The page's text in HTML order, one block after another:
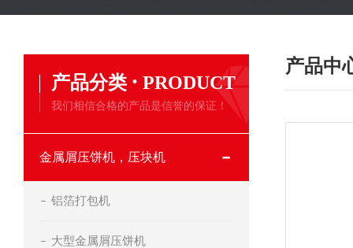
产品分类 · PRODUCT
我们相信合格的产品是信誉的保证！
金属屑压饼机，压块机
铝箔打包机
大型金属屑压饼机
产品中